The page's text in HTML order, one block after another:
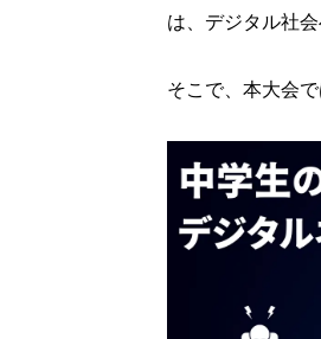
は、デジタル社
そこで、本大会